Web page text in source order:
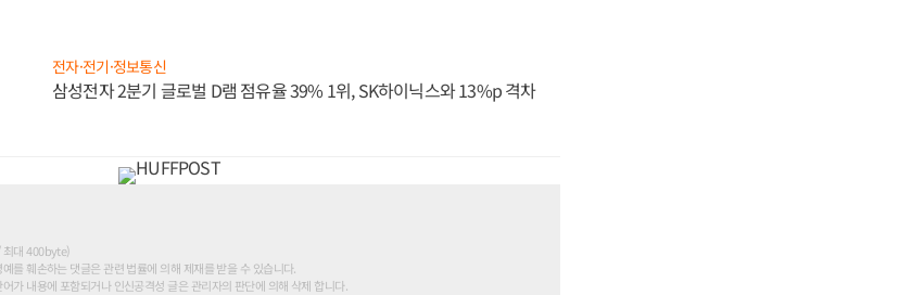
전자·전기·정보통신
삼성전자 2분기 글로벌 D램 점유율 39% 1위, SK하이닉스와 13%p 격차
최대 400byte)
를 훼손하는 댓글은 관련 법률에 의해 제재를 받을 수 있습니다.
가 내용에 포함되거나 인신공격성 글은 관리자의 판단에 의해 삭제 합니다.